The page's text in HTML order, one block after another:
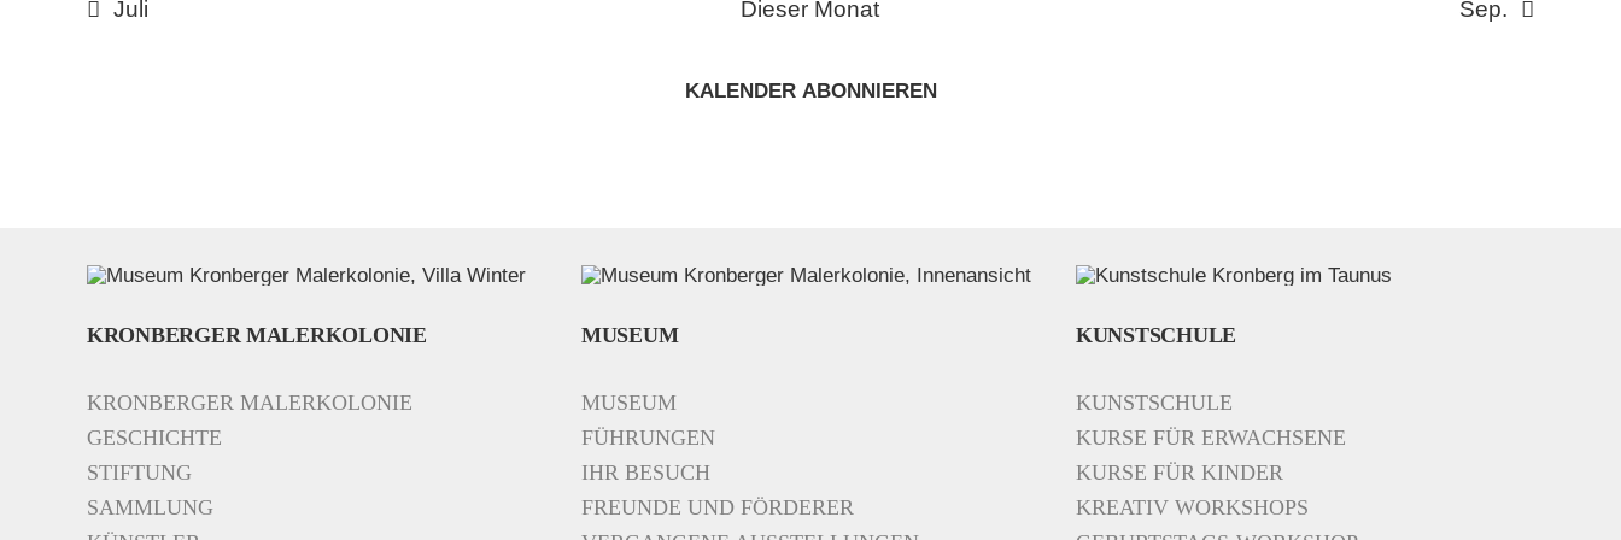
Juli Dieser Monat Sep.
KALENDER ABONNIEREN
KRONBERGER MALERKOLONIE
KRONBERGER MALERKOLONIE
GESCHICHTE
STIFTUNG
SAMMLUNG
MUSEUM
MUSEUM
FÜHRUNGEN
IHR BESUCH
FREUNDE UND FÖRDERER
KUNSTSCHULE
KUNSTSCHULE
KURSE FÜR ERWACHSENE
KURSE FÜR KINDER
KREATIV WORKSHOPS